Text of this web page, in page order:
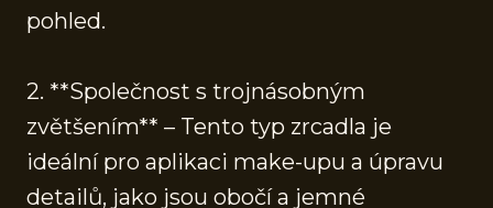
pohled.
2. **Společnost s trojnásobným
zvětšením** – Tento typ zrcadla je
ideální pro aplikaci make-upu a úpravu
detailů, jako jsou obočí a jemné